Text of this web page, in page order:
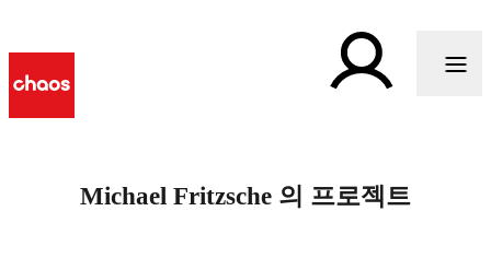
Michael Fritzsche 의 프로젝트